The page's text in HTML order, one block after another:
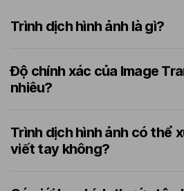
Trình dịch hình ảnh là gì?
Độ chính xác của Image
nhiêu?
Trình dịch hình ảnh có thể
viết tay không?